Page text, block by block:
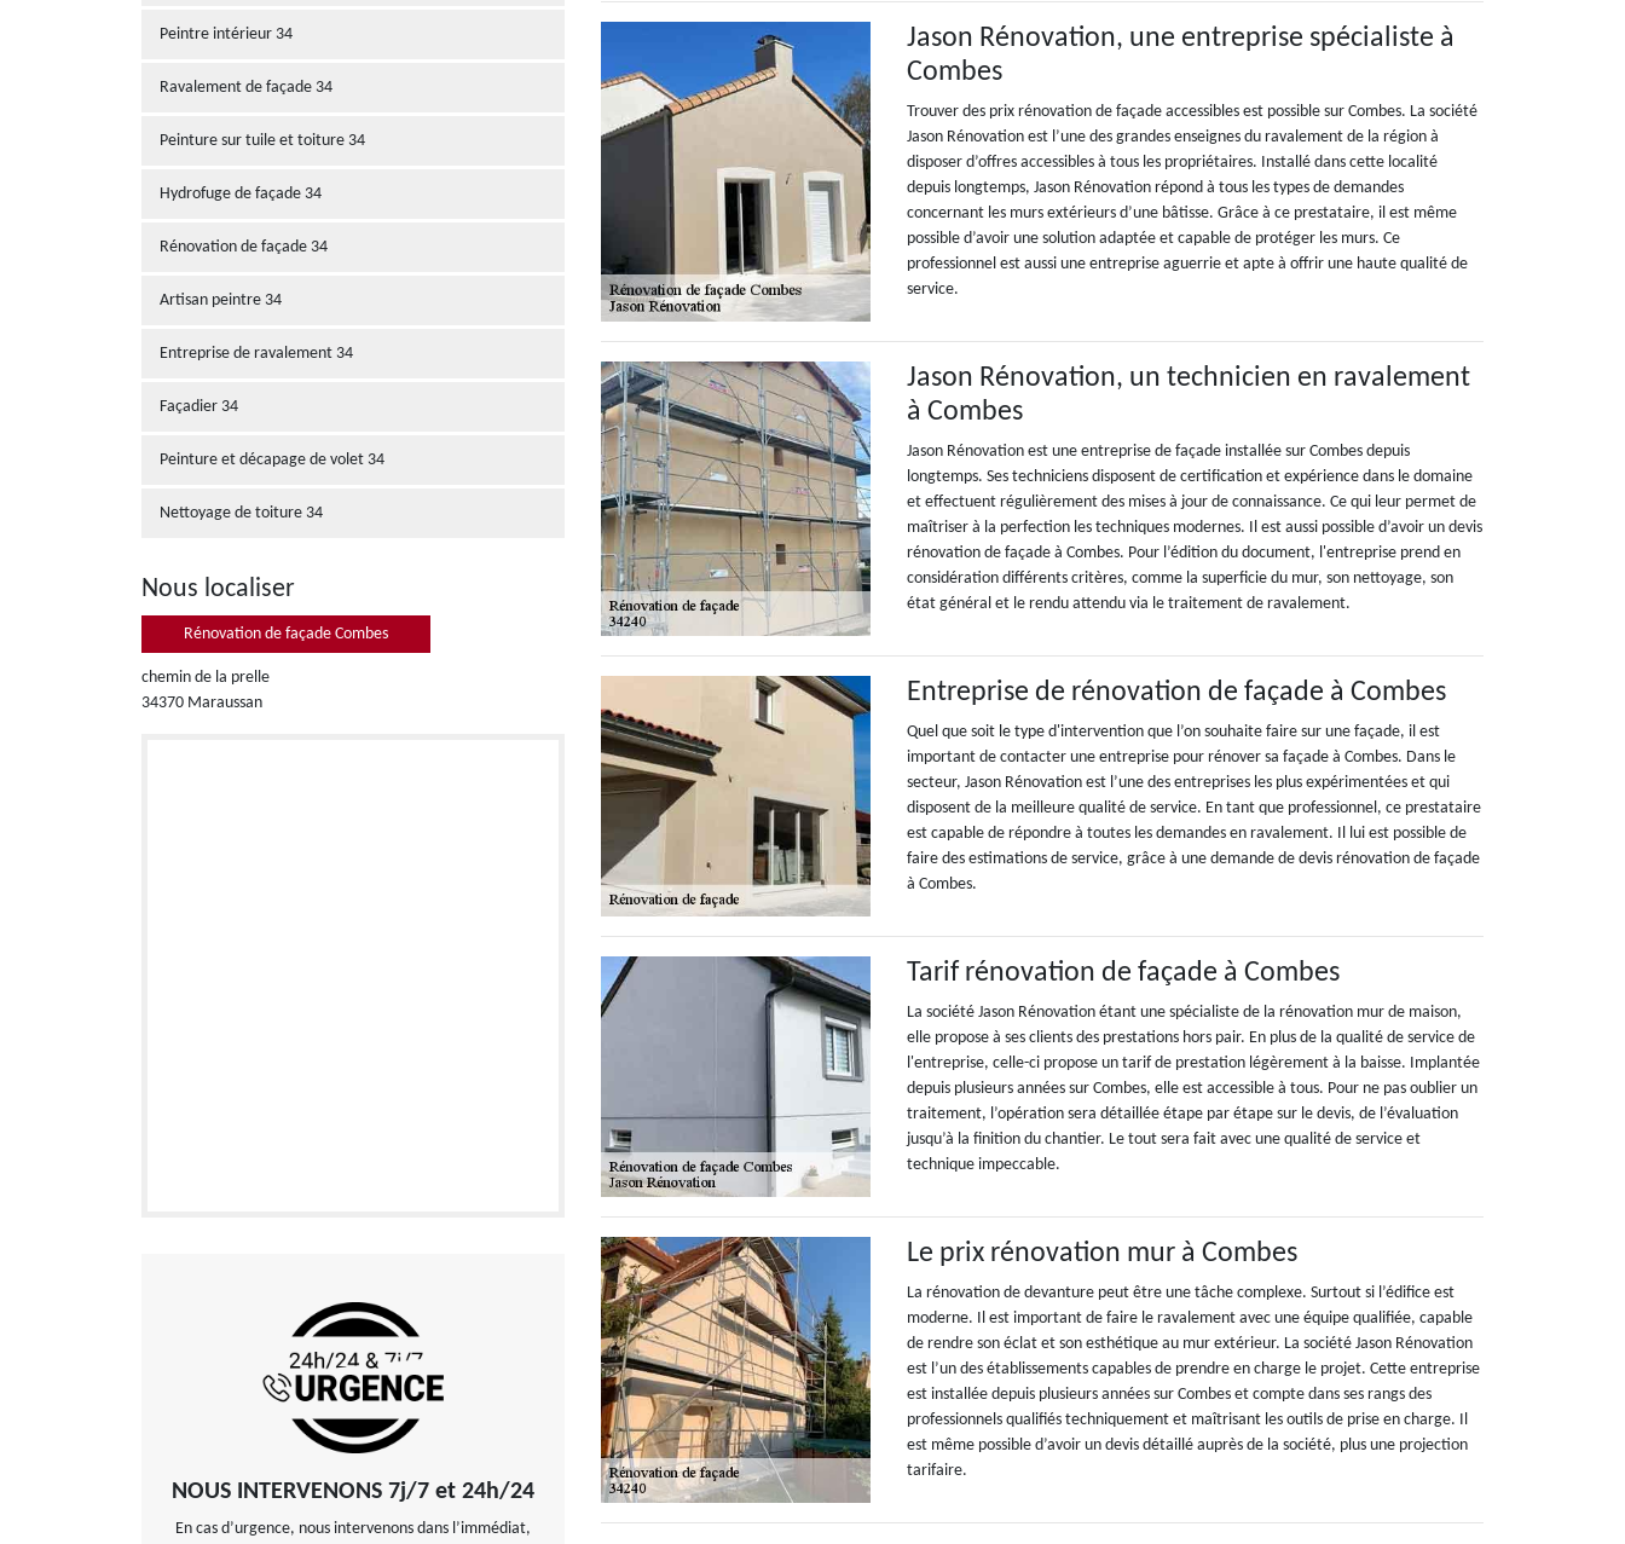
Peintre intérieur 34
Ravalement de façade 34
Peinture sur tuile et toiture 34
Hydrofuge de façade 34
Rénovation de façade 34
Artisan peintre 34
Entreprise de ravalement 34
Façadier 34
Peinture et décapage de volet 34
Nettoyage de toiture 34
Nous localiser
Rénovation de façade Combes
chemin de la prelle
34370 Maraussan
NOUS INTERVENONS 7j/7 et 24h/24
En cas d’urgence, nous intervenons dans l’immédiat,
Jason Rénovation, une entreprise spécialiste à
Combes
Trouver des prix rénovation de façade accessibles est possible sur Combes. La société
Jason Rénovation est l’une des grandes enseignes du ravalement de la région à
disposer d’offres accessibles à tous les propriétaires. Installé dans cette localité
depuis longtemps, Jason Rénovation répond à tous les types de demandes
concernant les murs extérieurs d’une bâtisse. Grâce à ce prestataire, il est même
possible d’avoir une solution adaptée et capable de protéger les murs. Ce
professionnel est aussi une entreprise aguerrie et apte à offrir une haute qualité de
service.
Jason Rénovation, un technicien en ravalement
à Combes
Jason Rénovation est une entreprise de façade installée sur Combes depuis
longtemps. Ses techniciens disposent de certification et expérience dans le domaine
et effectuent régulièrement des mises à jour de connaissance. Ce qui leur permet de
maîtriser à la perfection les techniques modernes. Il est aussi possible d’avoir un devis
rénovation de façade à Combes. Pour l’édition du document, l'entreprise prend en
considération différents critères, comme la superficie du mur, son nettoyage, son
état général et le rendu attendu via le traitement de ravalement.
Entreprise de rénovation de façade à Combes
Quel que soit le type d'intervention que l’on souhaite faire sur une façade, il est
important de contacter une entreprise pour rénover sa façade à Combes. Dans le
secteur, Jason Rénovation est l’une des entreprises les plus expérimentées et qui
disposent de la meilleure qualité de service. En tant que professionnel, ce prestataire
est capable de répondre à toutes les demandes en ravalement. Il lui est possible de
faire des estimations de service, grâce à une demande de devis rénovation de façade
à Combes.
Tarif rénovation de façade à Combes
La société Jason Rénovation étant une spécialiste de la rénovation mur de maison,
elle propose à ses clients des prestations hors pair. En plus de la qualité de service de
l'entreprise, celle-ci propose un tarif de prestation légèrement à la baisse. Implantée
depuis plusieurs années sur Combes, elle est accessible à tous. Pour ne pas oublier un
traitement, l’opération sera détaillée étape par étape sur le devis, de l’évaluation
jusqu’à la finition du chantier. Le tout sera fait avec une qualité de service et
technique impeccable.
Le prix rénovation mur à Combes
La rénovation de devanture peut être une tâche complexe. Surtout si l’édifice est
moderne. Il est important de faire le ravalement avec une équipe qualifiée, capable
de rendre son éclat et son esthétique au mur extérieur. La société Jason Rénovation
est l’un des établissements capables de prendre en charge le projet. Cette entreprise
est installée depuis plusieurs années sur Combes et compte dans ses rangs des
professionnels qualifiés techniquement et maîtrisant les outils de prise en charge. Il
est même possible d’avoir un devis détaillé auprès de la société, plus une projection
tarifaire.